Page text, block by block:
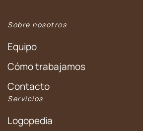
Sobre nosotros
Equipo
Cómo trabajamos
Contacto
Servicios
Logopedia